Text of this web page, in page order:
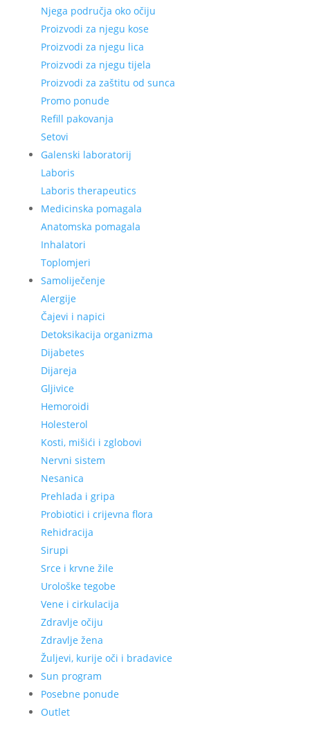
Njega područja oko očiju
Proizvodi za njegu kose
Proizvodi za njegu lica
Proizvodi za njegu tijela
Proizvodi za zaštitu od sunca
Promo ponude
Refill pakovanja
Setovi
Galenski laboratorij
Laboris
Laboris therapeutics
Medicinska pomagala
Anatomska pomagala
Inhalatori
Toplomjeri
Samoliječenje
Alergije
Čajevi i napici
Detoksikacija organizma
Dijabetes
Dijareja
Gljivice
Hemoroidi
Holesterol
Kosti, mišići i zglobovi
Nervni sistem
Nesanica
Prehlada i gripa
Probiotici i crijevna flora
Rehidracija
Sirupi
Srce i krvne žile
Urološke tegobe
Vene i cirkulacija
Zdravlje očiju
Zdravlje žena
Žuljevi, kurije oči i bradavice
Sun program
Posebne ponude
Outlet